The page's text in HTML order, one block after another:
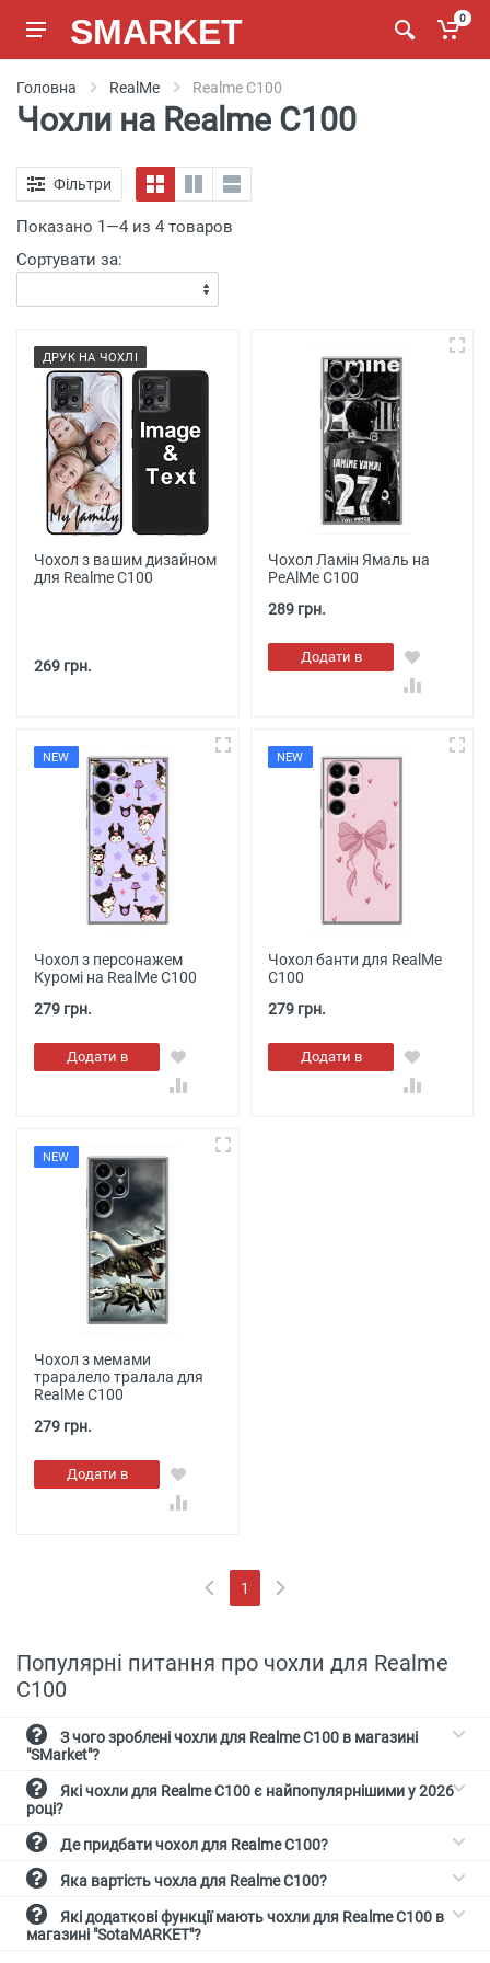
SMARKET 0
Головна RealMe Realme C100
Чохли на Realme C100
Фільтри
Показано 1—4 из 4 товаров
Сортувати за:
ДРУК НА ЧОХЛІ
Чохол з вашим дизайном
для Realme C100
269 грн.
Чохол Ламін Ямаль на
РеAlMe C100
289 грн.
Додати в
кошик
NEW
Чохол з персонажем
Куромі на RealMe C100
279 грн.
Додати в
кошик
NEW
Чохол банти для RealMe
C100
279 грн.
Додати в
кошик
NEW
Чохол з мемами
траралело тралала для
RealMe C100
279 грн.
Додати в
кошик
1
(current)
Популярні питання про чохли для Realme
C100
"SMarket"?
році?
Де придбати чохол для Realme C100?
Яка вартість чохла для Realme C100?
магазині "SotaMARKET"?